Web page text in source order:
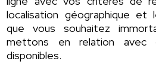
localisation géographique
que vous souhaitez
mettons en relation avec
disponibles.